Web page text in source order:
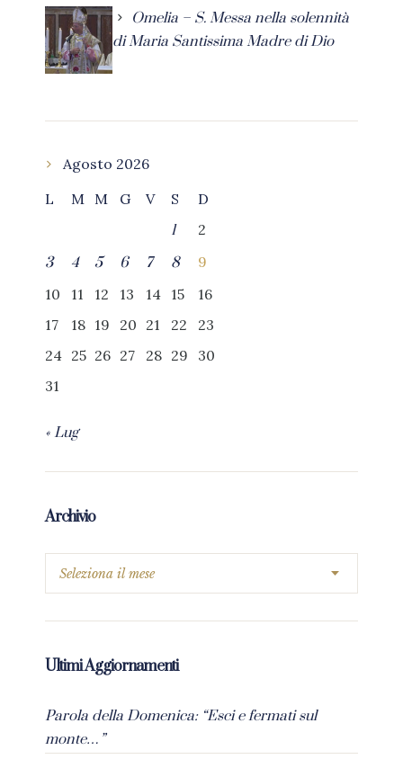
Omelia – S. Messa nella solennità
di Maria Santissima Madre di Dio
Agosto 2026
L
M M G V S
D
1
2
3
4 5 6 7 8
9
10
11 12 13 14 15
16
17
18 19 20 21 22
23
24 25 26 27 28 29
30
31
« Lug
Archivio
Ultimi Aggiornamenti
Parola della Domenica: “Esci e fermati sul
monte…”